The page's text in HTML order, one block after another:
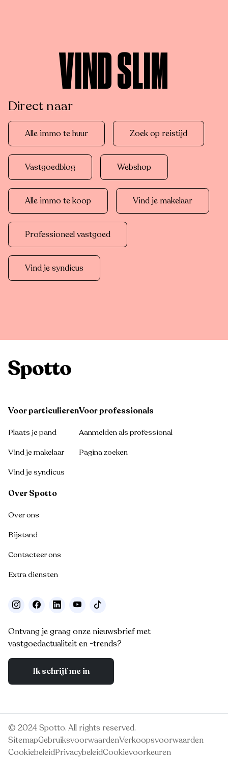
VIND SLIM
Direct naar
Alle immo te huur Zoek op reistijd
Vastgoedblog Webshop
Alle immo te koop Vind je makelaar
Professioneel vastgoed
Vind je syndicus
Voor particulieren
Plaats je pand
Vind je makelaar
Vind je syndicus
Voor professionals
Aanmelden als professional
Pagina zoeken
Over Spotto
Over ons
Bijstand
Contacteer ons
Extra diensten
Ontvang je graag onze nieuwsbrief met
vastgoedactualiteit en -trends?
Ik schrijf me in
© 2024 Spotto. All rights reserved.
SitemapGebruiksvoorwaardenVerkoopsvoorwaarden
CookiebeleidPrivacybeleidCookievoorkeuren